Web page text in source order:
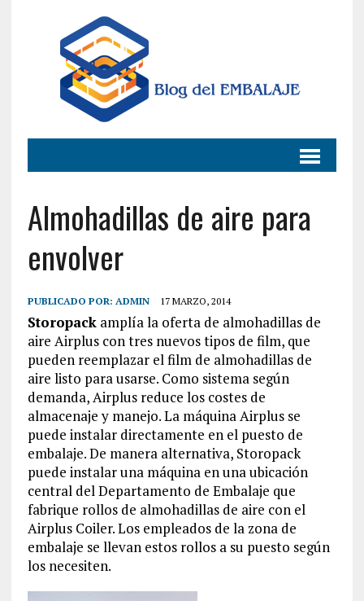
Almohadillas de aire para
envolver
PUBLICADO POR: ADMIN 17 MARZO, 2014
Storopackamplía la oferta de almohadillas de
aire Airplus con tres nuevos tipos de film, que
pueden reemplazar el film de almohadillas de
aire listo para usarse. Como sistema según
demanda, Airplus reduce los costes de
almacenaje y manejo. La máquina Airplus se
puede instalar directamente en el puesto de
embalaje. De manera alternativa, Storopack
puede instalar una máquina en una ubicación
central del Departamento de Embalaje que
fabrique rollos de almohadillas de aire con el
Airplus Coiler. Los empleados de la zona de
embalaje se llevan estos rollos a su puesto según
los necesiten.